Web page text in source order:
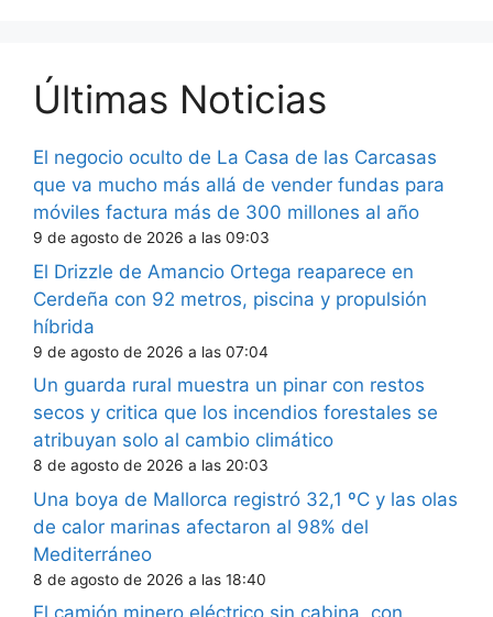
Últimas Noticias
El negocio oculto de La Casa de las Carcasas
que va mucho más allá de vender fundas para
móviles factura más de 300 millones al año
9 de agosto de 2026 a las 09:03
El Drizzle de Amancio Ortega reaparece en
Cerdeña con 92 metros, piscina y propulsión
híbrida
9 de agosto de 2026 a las 07:04
Un guarda rural muestra un pinar con restos
secos y critica que los incendios forestales se
atribuyan solo al cambio climático
8 de agosto de 2026 a las 20:03
Una boya de Mallorca registró 32,1 ºC y las olas
de calor marinas afectaron al 98% del
Mediterráneo
8 de agosto de 2026 a las 18:40